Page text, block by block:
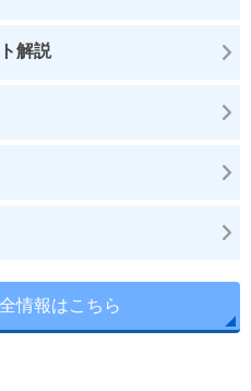
解説
情報はこちら